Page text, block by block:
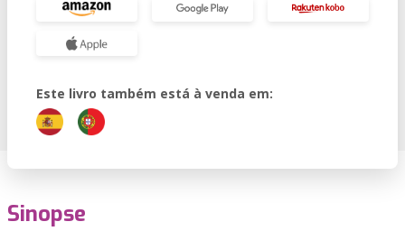
Este livro também está à venda em:
Sinopse